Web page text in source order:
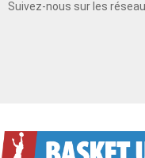
Suivez-nous sur les